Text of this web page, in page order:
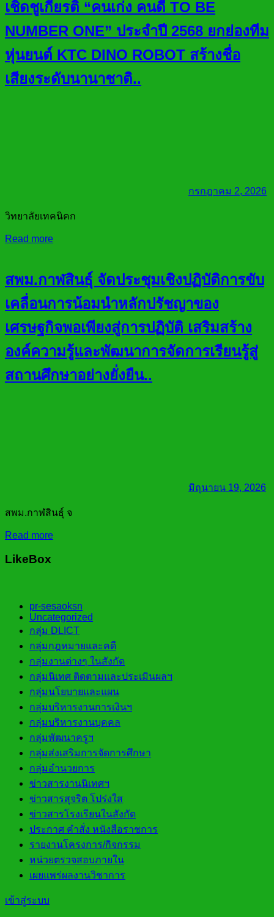
เชิดชูเกียรติ “คนเก่ง คนดี TO BE
NUMBER ONE” ประจำปี 2568 ยกย่องทีม
หุ่นยนต์ KTC DINO ROBOT สร้างชื่อ
เสียงระดับนานาชาติ..
กรกฎาคม 2, 2026
วิทยาลัยเทคนิคก
Read more
สพม.กาฬสินธุ์ จัดประชุมเชิงปฏิบัติการขับ
เคลื่อนการน้อมนำหลักปรัชญาของ
เศรษฐกิจพอเพียงสู่การปฏิบัติ เสริมสร้าง
องค์ความรู้และพัฒนาการจัดการเรียนรู้สู่
สถานศึกษาอย่างยั่งยืน..
มิถุนายน 19, 2026
สพม.กาฬสินธุ์ จ
Read more
LikeBox
pr-sesaoksn
Uncategorized
กลุ่ม DLICT
กลุ่มกฎหมายและคดี
กลุ่มงานต่างๆ ในสังกัด
กลุ่มนิเทศ ติดตามและประเมินผลฯ
กลุ่มนโยบายและแผน
กลุ่มบริหารงานการเงินฯ
กลุ่มบริหารงานบุคคล
กลุ่มพัฒนาครูฯ
กลุ่มส่งเสริมการจัดการศึกษา
กลุ่มอำนวยการ
ข่าวสารงานนิเทศฯ
ข่าวสารสุจริต โปร่งใส
ข่าวสารโรงเรียนในสังกัด
ประกาศ คำสั่ง หนังสือราชการ
รายงานโครงการ/กิจกรรม
หน่วยตรวจสอบภายใน
เผยแพร่ผลงานวิชาการ
เข้าสู่ระบบ